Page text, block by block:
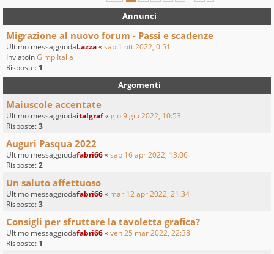
Annunci
Migrazione al nuovo forum - Passi e scadenze
Ultimo messaggiodaLazza«sab 1 ott 2022, 0:51
InviatoinGimp Italia
Risposte: 1
Argomenti
Maiuscole accentate
Ultimo messaggiodaitalgraf«gio 9 giu 2022, 10:53
Risposte:3
Auguri Pasqua 2022
Ultimo messaggiodafabri66«sab 16 apr 2022, 13:06
Risposte:2
Un saluto affettuoso
Ultimo messaggiodafabri66« mar 12 apr 2022, 21:34
Risposte:3
Consigli per sfruttare la tavoletta grafica?
Ultimo messaggiodafabri66«ven 25 mar 2022, 22:38
Risposte: 1